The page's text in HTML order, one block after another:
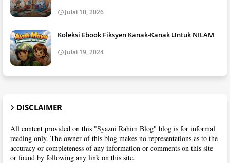
Julai 10, 2026
Koleksi Ebook Fiksyen Kanak-Kanak Untuk NILAM
Julai 19, 2024
DISCLAIMER
All content provided on this "Syazni Rahim Blog" blog is for informal
reading only. The owner of this blog makes no representations as to the
accuracy or completeness of any information or comments on this site
or found by following any link on this site.